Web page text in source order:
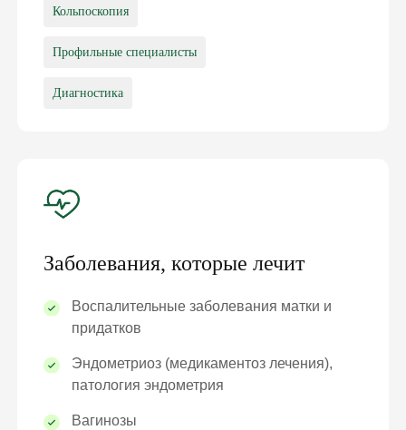
Кольпоскопия
Профильные специалисты
Диагностика
Заболевания, которые лечит
Воспалительные заболевания матки и
придатков
Эндометриоз (медикаментоз лечения),
патология эндометрия
Вагинозы